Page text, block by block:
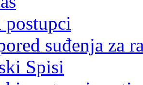
postupci
suđenja za
Spisi